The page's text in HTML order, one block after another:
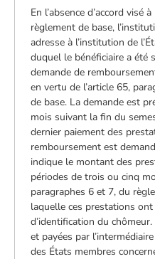
En l’absence d’accord visé
règlement de base,
adresse à l’institution de
duquel le bénéficiaire a été
demande de
en vertu de l’article 65,
de base. La demande est
mois suivant la fin du
dernier paiement des
remboursement est
indique le montant des
périodes de trois ou cinq
paragraphes 6 et 7, du
laquelle ces prestations
d’identification du
et payées par
des États membres